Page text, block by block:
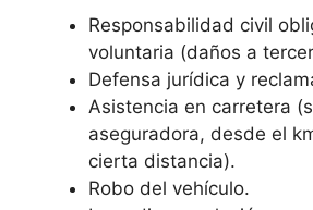
Responsabilidad civil
voluntaria (daños a
Defensa jurídica y
Asistencia en carretera
aseguradora, desde el
cierta distancia).
Robo del vehículo.